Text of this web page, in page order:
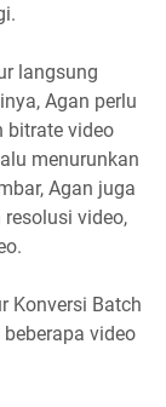
langsung
Agan perlu
bitrate video
menurunkan
Agan juga
video,
Konversi Batch
video